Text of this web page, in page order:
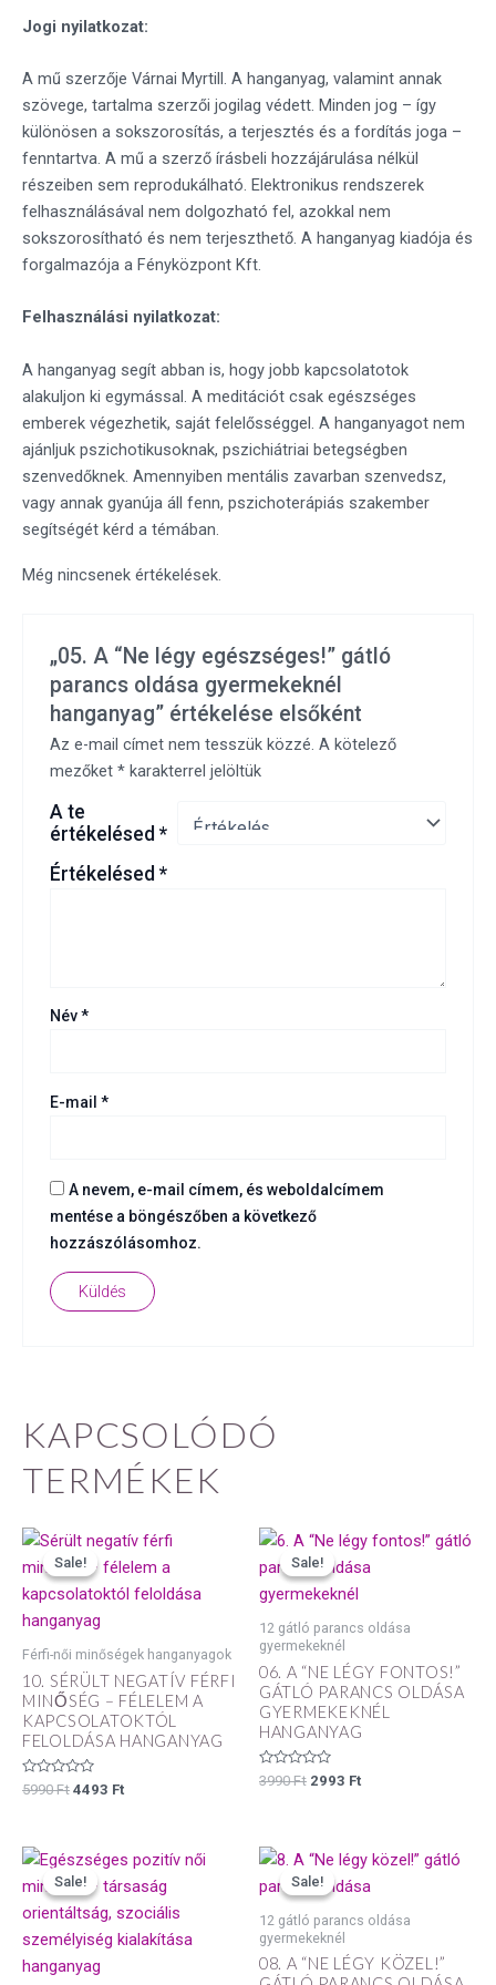
Jogi nyilatkozat:
A mű szerzője Várnai Myrtill. A hanganyag, valamint annak
szövege, tartalma szerzői jogilag védett. Minden jog – így
különösen a sokszorosítás, a terjesztés és a fordítás joga –
fenntartva. A mű a szerző írásbeli hozzájárulása nélkül
részeiben sem reprodukálható. Elektronikus rendszerek
felhasználásával nem dolgozható fel, azokkal nem
sokszorosítható és nem terjeszthető. A hanganyag kiadója és
forgalmazója a Fényközpont Kft.
Felhasználási nyilatkozat:
A hanganyag segít abban is, hogy jobb kapcsolatotok
alakuljon ki egymással. A meditációt csak egészséges
emberek végezhetik, saját felelősséggel. A hanganyagot nem
ajánljuk pszichotikusoknak, pszichiátriai betegségben
szenvedőknek. Amennyiben mentális zavarban szenvedsz,
vagy annak gyanúja áll fenn, pszichoterápiás szakember
segítségét kérd a témában.
Még nincsenek értékelések.
„05. A “Ne légy egészséges!” gátló
parancs oldása gyermekeknél
hanganyag” értékelése elsőként
Az e-mail címet nem tesszük közzé. A kötelező
mezőket* karakterrel jelöltük
A te
értékelésed*
Értékelésed*
Név*
E-mail*
A nevem, e-mail címem, és weboldalcímem
mentése a böngészőben a következő
hozzászólásomhoz.
KAPCSOLÓDÓ
TERMÉKEK
Sale!
Sale!
Férfi-női minőségek hanganyagok
10. SÉRÜLT NEGATÍV FÉRFI
MINŐSÉG – FÉLELEM A
KAPCSOLATOKTÓL
FELOLDÁSA HANGANYAG
Értékelés:
0
5990Ft
Original
price
was:
5990 Ft.
4493 Ft
Current
is:
4493 Ft.
Sale!
Sale!
12 gátló parancs oldása
gyermekeknél
06. A “NE LÉGY FONTOS!”
GÁTLÓ PARANCS OLDÁSA
GYERMEKEKNÉL
HANGANYAG
Értékelés:
0
3990Ft
Original
price
was:
3990 Ft.
2993 Ft
Current
price
is:
Sale!
Sale!
Original
price
was:
5990 Ft.
Current
price
is:
4493 Ft.
Sale!
Sale!
12 gátló parancs oldása
gyermekeknél
08. A “NE LÉGY KÖZEL!”
Original
price
was:
Current
price
is:
2993 Ft.